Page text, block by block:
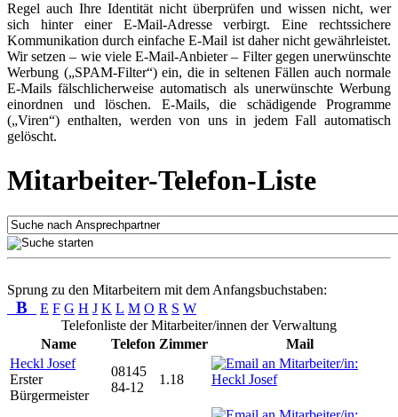
Regel auch Ihre Identität nicht überprüfen und wissen nicht, wer
sich hinter einer E-Mail-Adresse verbirgt. Eine rechtssichere
Kommunikation durch einfache E-Mail ist daher nicht gewährleistet.
Wir setzen – wie viele E-Mail-Anbieter – Filter gegen unerwünschte
Werbung („SPAM-Filter“) ein, die in seltenen Fällen auch normale
E-Mails fälschlicherweise automatisch als unerwünschte Werbung
einordnen und löschen. E-Mails, die schädigende Programme
(„Viren“) enthalten, werden von uns in jedem Fall automatisch
gelöscht.
Mitarbeiter-Telefon-Liste
Sprung zu den Mitarbeitern mit dem Anfangsbuchstaben:
B E F G H J K L M O R S W
Telefonliste der Mitarbeiter/innen der Verwaltung
Name
Telefon Zimmer
Mail
Heckl Josef
Erster
Bürgermeister
08145
84-12
1.18